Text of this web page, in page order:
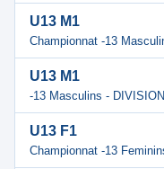
U13 M1
Championnat -13
U13 M1
-13 Masculins -
U13 F1
Championnat -13